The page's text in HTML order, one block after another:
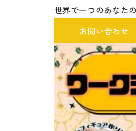
世界で一つのあなた
お問い合わせ